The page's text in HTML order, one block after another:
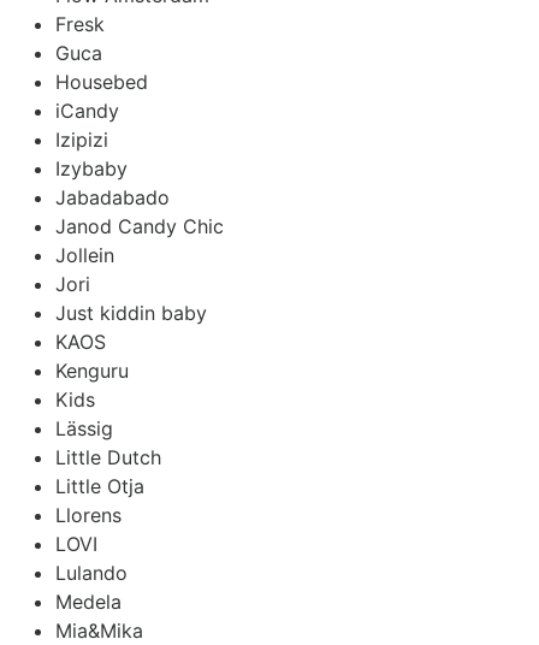
Fresk
Guca
Housebed
iCandy
Izipizi
Izybaby
Jabadabado
Janod Candy Chic
Jollein
Jori
Just kiddin baby
KAOS
Kenguru
Kids
Lässig
Little Dutch
Little Otja
Llorens
LOVI
Lulando
Medela
Mia&Mika